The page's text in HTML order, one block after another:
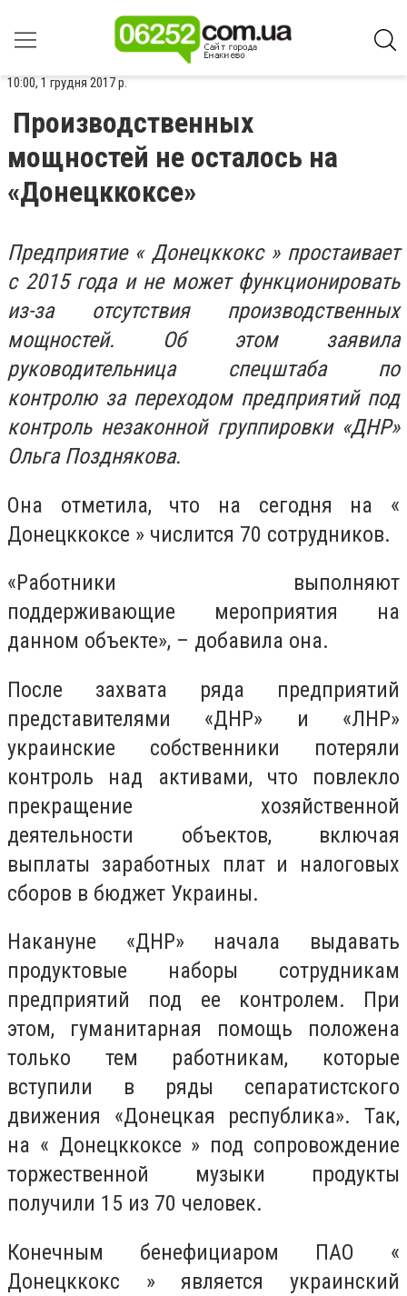
10:00, 1 грудня 2017 р.
Производственных
мощностей не осталось на
«Донецккоксе»
Предприятие « Донецккокс » простаивает
с 2015 года и не может функционировать
из-за отсутствия производственных
мощностей. Об этом заявила
руководительница спецштаба по
контролю за переходом предприятий под
контроль незаконной группировки «ДНР»
Ольга Позднякова.
Она отметила, что на сегодня на «
Донецккоксе » числится 70 сотрудников.
«Работники выполняют
поддерживающие мероприятия на
данном объекте», – добавила она.
После захвата ряда предприятий
представителями «ДНР» и «ЛНР»
украинские собственники потеряли
контроль над активами, что повлекло
прекращение хозяйственной
деятельности объектов, включая
выплаты заработных плат и налоговых
сборов в бюджет Украины.
Накануне «ДНР» начала выдавать
продуктовые наборы сотрудникам
предприятий под ее контролем. При
этом, гуманитарная помощь положена
только тем работникам, которые
вступили в ряды сепаратистского
движения «Донецкая республика». Так,
на « Донецккоксе » под сопровождение
торжественной музыки продукты
получили 15 из 70 человек.
Конечным бенефициаром ПАО «
Донецккокс » является украинский